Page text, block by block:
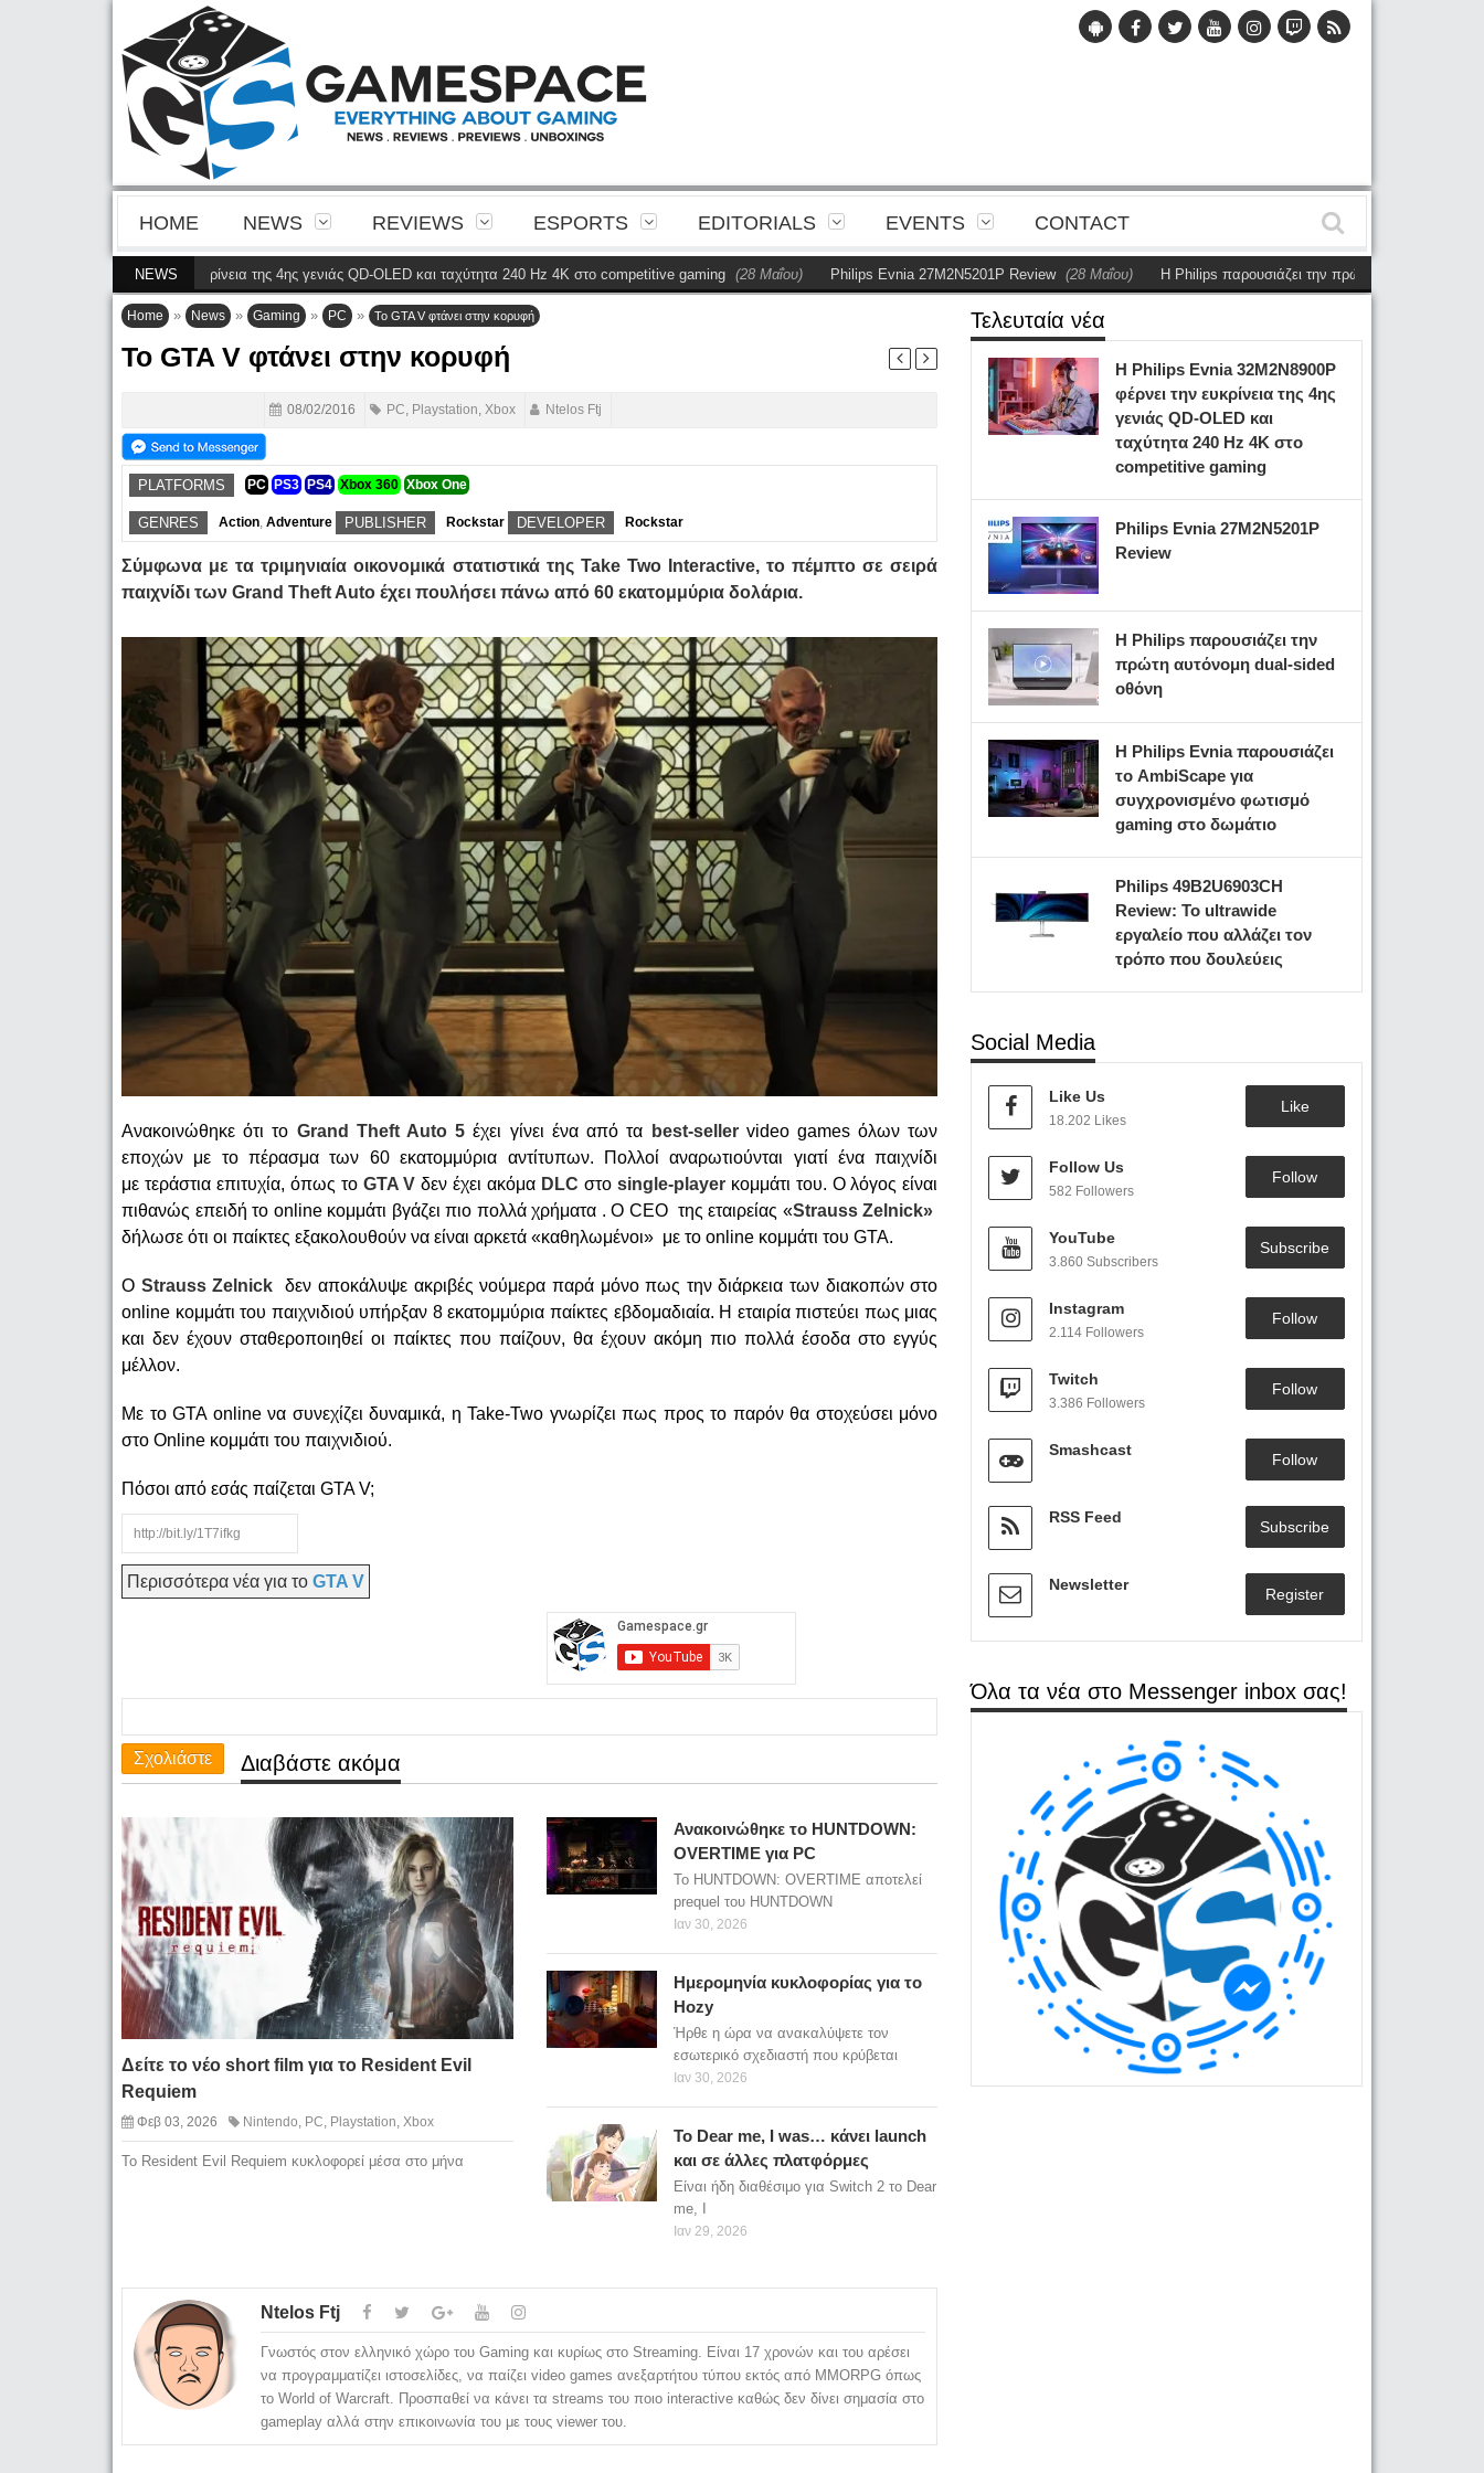
HOME NEWS REVIEWS ESPORTS EDITORIALS EVENTS CONTACT
NEWS
φέρνει την ευκρίνεια της 4ης γενιάς QD-OLED και ταχύτητα 240 Hz 4K στο competitive gaming (28 Μαΐου) Philips Evnia 27M2N5201P Review (28 Μαΐου) Η Philips παρουσιάζει την πρώτη αυτόνομη dual-sided
Home » News » Gaming » PC » Το GTA V φτάνει στην κορυφή
Το GTA V φτάνει στην κορυφή
08/02/2016 PC, Playstation, Xbox Ntelos Ftj
PLATFORMS PC PS3 PS4 Xbox 360 Xbox One
GENRES Action, Adventure PUBLISHER Rockstar DEVELOPER Rockstar
Σύμφωνα με τα τριμηνιαία οικονομικά στατιστικά της Take Two Interactive, το πέμπτο σε σειρά
παιχνίδι των Grand Theft Auto έχει πουλήσει πάνω από 60 εκατομμύρια δολάρια.
Ανακοινώθηκε ότι το Grand Theft Auto 5 έχει γίνει ένα από τα best-sellervideo games όλων των
εποχών με το πέρασμα των 60 εκατομμύρια αντίτυπων. Πολλοί αναρωτιούνται γιατί ένα παιχνίδι
με τεράστια επιτυχία, όπως το GTA V δεν έχει ακόμα DLC στο single-playerκομμάτι του. Ο λόγος είναι
πιθανώς επειδή το online κομμάτι βγάζει πιο πολλά χρήματα . Ο CEO της εταιρείας «Strauss Zelnick»
δήλωσε ότι οι παίκτες εξακολουθούν να είναι αρκετά «καθηλωμένοι» με το online κομμάτι του GTA.
O Strauss Zelnick δεν αποκάλυψε ακριβές νούμερα παρά μόνο πως την διάρκεια των διακοπών στο
online κομμάτι του παιχνιδιού υπήρξαν 8 εκατομμύρια παίκτες εβδομαδιαία. Η εταιρία πιστεύει πως μιας
και δεν έχουν σταθεροποιηθεί οι παίκτες που παίζουν, θα έχουν ακόμη πιο πολλά έσοδα στο εγγύς
μέλλον.
Με το GTA online να συνεχίζει δυναμικά, η Take-Two γνωρίζει πως προς το παρόν θα στοχεύσει μόνο
στο Online κομμάτι του παιχνιδιού.
Πόσοι από εσάς παίζεται GTA V;
Περισσότερα νέα για το GTA V
Σχολιάστε Διαβάστε ακόμα
Δείτε το νέο short film για το Resident Evil
Requiem
Φεβ 03, 2026 Nintendo, PC, Playstation, Xbox
To Resident Evil Requiem κυκλοφορεί μέσα στο μήνα
Ανακοινώθηκε το HUNTDOWN:
OVERTIME για PC
Το HUNTDOWN: OVERTIME αποτελεί
prequel του HUNTDOWN
Ιαν 30, 2026
Ημερομηνία κυκλοφορίας για το
Hozy
Ήρθε η ώρα να ανακαλύψετε τον
εσωτερικό σχεδιαστή που κρύβεται
Ιαν 30, 2026
Το Dear me, I was… κάνει launch
και σε άλλες πλατφόρμες
Είναι ήδη διαθέσιμο για Switch 2 το Dear
me, I
Ιαν 29, 2026
Ntelos Ftj
Γνωστός στον ελληνικό χώρο του Gaming και κυρίως στο Streaming. Είναι 17 χρονών και του αρέσει
να προγραμματίζει ιστοσελίδες, να παίζει video games ανεξαρτήτου τύπου εκτός από MMORPG όπως
το World of Warcraft. Προσπαθεί να κάνει τα streams του ποιο interactive καθώς δεν δίνει σημασία στο
gameplay αλλά στην επικοινωνία του με τους viewer του.
Τελευταία νέα
Η Philips Evnia 32M2N8900P
φέρνει την ευκρίνεια της 4ης
γενιάς QD-OLED και
ταχύτητα 240 Hz 4K στο
competitive gaming
Philips Evnia 27M2N5201P
Review
Η Philips παρουσιάζει την
πρώτη αυτόνομη dual-sided
οθόνη
Η Philips Evnia παρουσιάζει
το AmbiScape για
συγχρονισμένο φωτισμό
gaming στο δωμάτιο
Philips 49B2U6903CH
Review: Το ultrawide
εργαλείο που αλλάζει τον
τρόπο που δουλεύεις
Social Media
Like Us
18.202 Likes
Like
Follow Us
582 Followers
Follow
YouTube
3.860 Subscribers
Subscribe
Instagram
2.114 Followers
Follow
Twitch
3.386 Followers
Follow
Smashcast
Follow
RSS Feed
Subscribe
Newsletter
Register
Όλα τα νέα στο Messenger inbox σας!